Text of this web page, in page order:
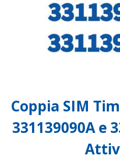
Coppia SIM
331139090A e